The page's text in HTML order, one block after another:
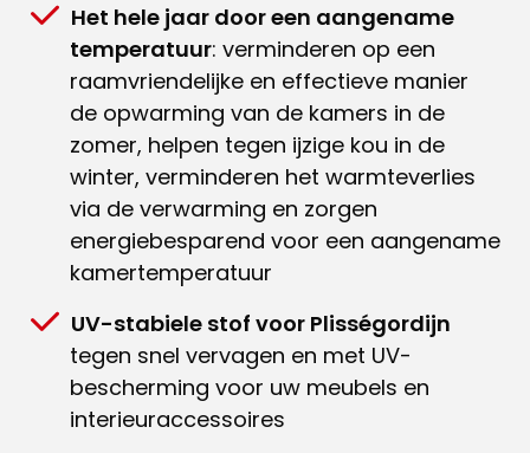
Het hele jaar door een aangename
temperatuur: verminderen op een
raamvriendelijke en effectieve manier
de opwarming van de kamers in de
zomer, helpen tegen ijzige kou in de
winter, verminderen het warmteverlies
via de verwarming en zorgen
energiebesparend voor een aangename
kamertemperatuur
UV-stabiele stof voor Plisségordijn
tegen snel vervagen en met UV-
bescherming voor uw meubels en
interieuraccessoires